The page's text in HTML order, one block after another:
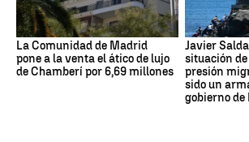
La Comunidad de Madrid
pone a la venta el ático de lujo
de Chamberí por 6,69 millones
Javier
situación
presión
sido un
gobierno